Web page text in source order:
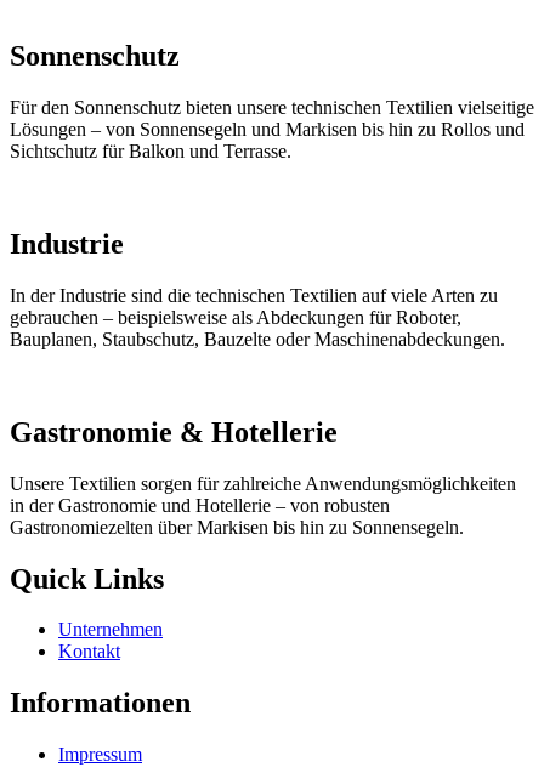
Sonnenschutz
Für den Sonnenschutz bieten unsere technischen Textilien vielseitige
Lösungen – von Sonnensegeln und Markisen bis hin zu Rollos und
Sichtschutz für Balkon und Terrasse.
Industrie
In der Industrie sind die technischen Textilien auf viele Arten zu
gebrauchen – beispielsweise als Abdeckungen für Roboter,
Bauplanen, Staubschutz, Bauzelte oder Maschinenabdeckungen.
Gastronomie & Hotellerie
Unsere Textilien sorgen für zahlreiche Anwendungsmöglichkeiten
in der Gastronomie und Hotellerie – von robusten
Gastronomiezelten über Markisen bis hin zu Sonnensegeln.
Quick Links
Unternehmen
Kontakt
Informationen
Impressum